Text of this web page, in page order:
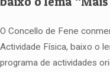
O Concello de Fene
Actividade Física, baixo o
programa de actividades